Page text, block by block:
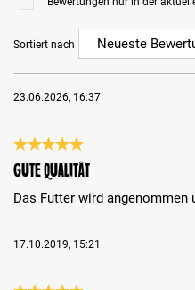
Sortiert nach
23.06.2026, 16:37
Bewertung mit 5 von 5 Sternen
Gute Qualität
Das Futter wird angenommen
17.10.2019, 15:21